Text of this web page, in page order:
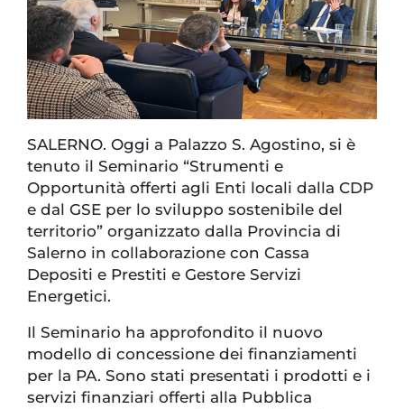
SALERNO. Oggi a Palazzo S. Agostino, si è
tenuto il Seminario “Strumenti e
Opportunità offerti agli Enti locali dalla CDP
e dal GSE per lo sviluppo sostenibile del
territorio” organizzato dalla Provincia di
Salerno in collaborazione con Cassa
Depositi e Prestiti e Gestore Servizi
Energetici.
Il Seminario ha approfondito il nuovo
modello di concessione dei finanziamenti
per la PA. Sono stati presentati i prodotti e i
servizi finanziari offerti alla Pubblica